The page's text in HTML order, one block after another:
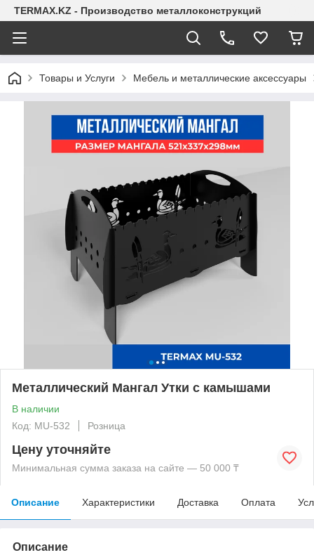
TERMAX.KZ - Производство металлоконструкций
Товары и Услуги Мебель и металлические аксессуары
Металлический Мангал Утки с камышами
В наличии
Код: MU-532
Розница
Цену уточняйте
Минимальная сумма заказа на сайте — 50 000 ₸
Описание Характеристики Доставка Оплата
Описание